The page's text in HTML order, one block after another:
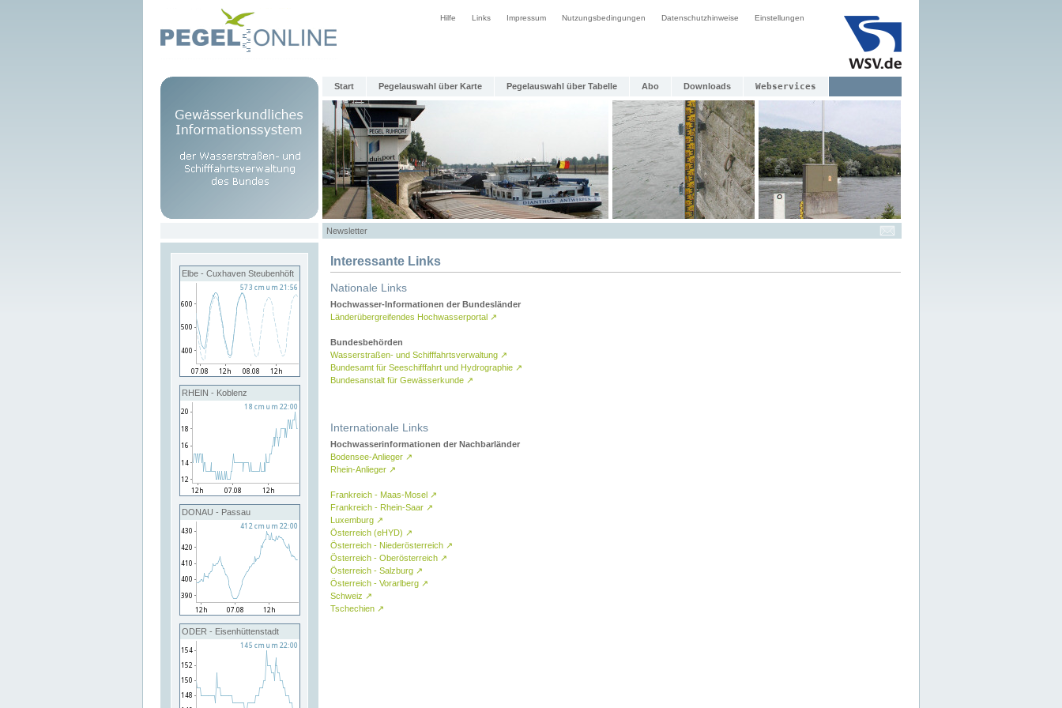
Hilfe Links Impressum Nutzungsbedingungen Datenschutzhinweise Einstellungen
Start Pegelauswahl über Karte Pegelauswahl über Tabelle Abo Downloads Webservices
Newsletter
Elbe - Cuxhaven Steubenhöft
RHEIN - Koblenz
DONAU - Passau
ODER - Eisenhüttenstadt
Interessante Links
Nationale Links
Hochwasser-Informationen der Bundesländer
Länderübergreifendes Hochwasserportal ↗
Bundesbehörden
Wasserstraßen- und Schifffahrtsverwaltung ↗
Bundesamt für Seeschifffahrt und Hydrographie ↗
Bundesanstalt für Gewässerkunde ↗
Internationale Links
Hochwasserinformationen der Nachbarländer
Bodensee-Anlieger ↗
Rhein-Anlieger ↗
Frankreich - Maas-Mosel ↗
Frankreich - Rhein-Saar ↗
Luxemburg ↗
Österreich (eHYD) ↗
Österreich - Niederösterreich ↗
Österreich - Oberösterreich ↗
Österreich - Salzburg ↗
Österreich - Vorarlberg ↗
Schweiz ↗
Tschechien ↗